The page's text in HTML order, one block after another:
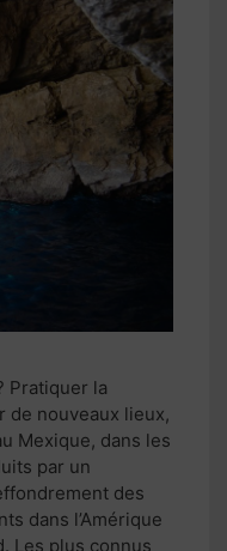
Pratiquer la
de nouveaux lieux,
Mexique, dans les
par un
des
dans l’Amérique
Les plus connus